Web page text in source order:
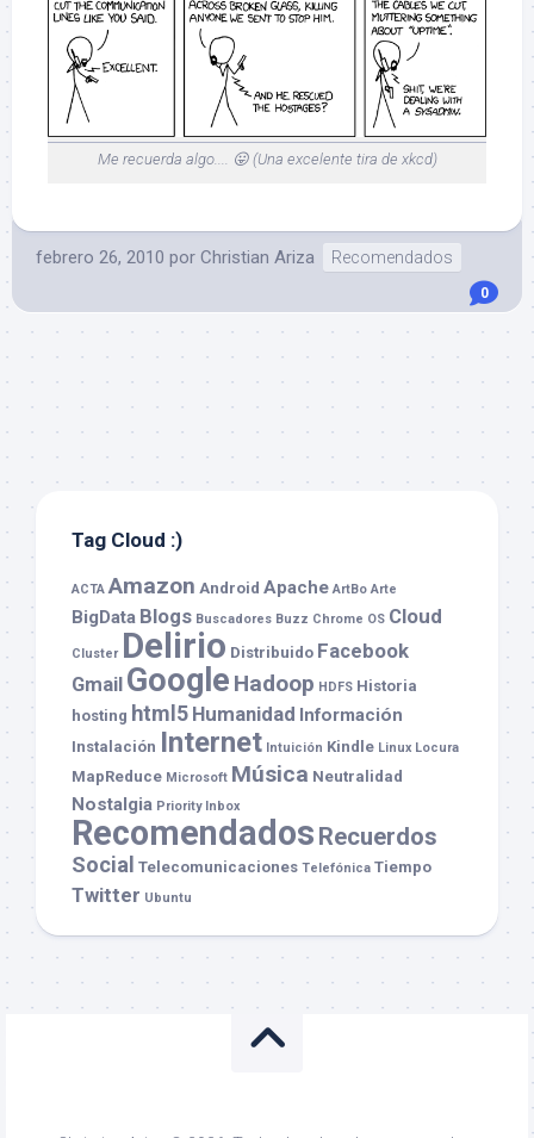
Me recuerda algo.... 😛 (Una excelente tira de xkcd)
febrero 26, 2010 por Christian Ariza Recomendados
0
Tag Cloud :)
ACTA Amazon Android Apache ArtBo Arte
BigData Blogs Buscadores Buzz Chrome OS Cloud
Cluster Delirio Distribuido Facebook
Gmail Google Hadoop HDFS Historia
hosting html5 Humanidad Información
Instalación Internet Intuición Kindle Linux Locura
MapReduce Microsoft Música Neutralidad
Nostalgia Priority Inbox
Recomendados Recuerdos
Social Telecomunicaciones Telefónica Tiempo
Twitter Ubuntu